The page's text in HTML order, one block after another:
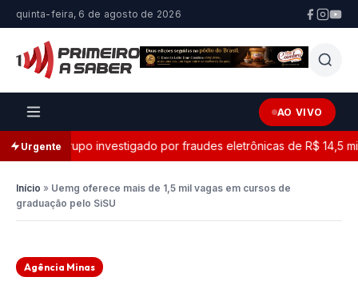
quinta-feira, 6 de agosto de 2026
AO VIVO
Urgente
contra grupo investigado por fraudes eletrônicas de R$ 14,5
Início » Uemg oferece mais de 1,5 mil vagas em cursos de
graduação pelo SiSU
Agência Minas